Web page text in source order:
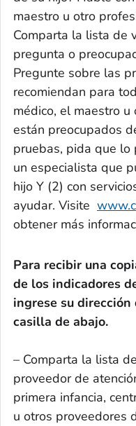
maestro u otro
Comparta la lista de
pregunta o
Pregunte sobre las
recomiendan para
médico, el maestro
están preocupados
pruebas, pida que lo
un especialista que
hijo Y (2) con
ayudar. Visite
obtener más
Para recibir una
de los indicadores
ingrese su
casilla de abajo.
– Comparta la lista
proveedor de
primera infancia,
u otros proveedores